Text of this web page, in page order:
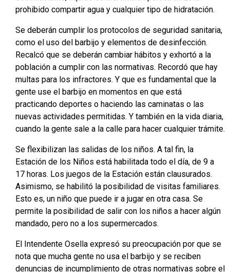
prohibido compartir agua y cualquier tipo de hidratación.
Se deberán cumplir los protocolos de seguridad sanitaria,
como el uso del barbijo y elementos de desinfección.
Recalcó que se deberán cambiar hábitos y exhortó a la
población a cumplir con las normativas. Recordó que hay
multas para los infractores. Y que es fundamental que la
gente use el barbijo en momentos en que está
practicando deportes o haciendo las caminatas o las
nuevas actividades permitidas. Y también en la vida diaria,
cuando la gente sale a la calle para hacer cualquier trámite.
Se flexibilizan las salidas de los niños. A tal fin, la
Estación de los Niños está habilitada todo el día, de 9 a
17 horas. Los juegos de la Estación están clausurados.
Asimismo, se habilitó la posibilidad de visitas familiares.
Esto es, un niño que puede ir a jugar en otra casa. Se
permite la posibilidad de salir con los niños a hacer algún
mandado, pero no a los supermercados.
El Intendente Osella expresó su preocupación por que se
nota que mucha gente no usa el barbijo y se reciben
denuncias de incumplimiento de otras normativas sobre el